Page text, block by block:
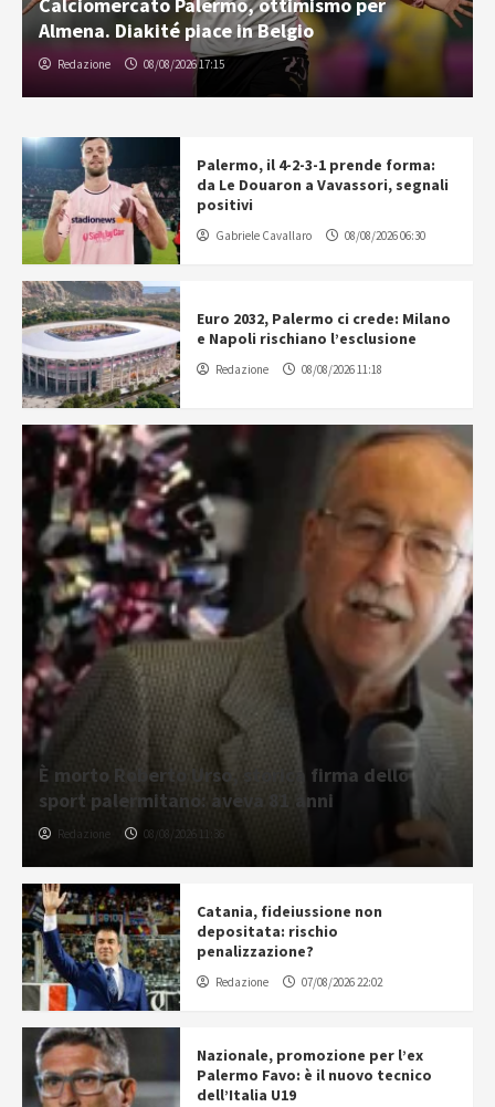
Calciomercato Palermo, ottimismo per
Almena. Diakité piace in Belgio
Redazione 08/08/2026 17:15
Palermo, il 4-2-3-1 prende forma:
da Le Douaron a Vavassori, segnali
positivi
Gabriele Cavallaro 08/08/2026 06:30
Euro 2032, Palermo ci crede: Milano
e Napoli rischiano l’esclusione
Redazione 08/08/2026 11:18
È morto Roberto Urso, storica firma dello
sport palermitano: aveva 81 anni
Redazione 08/08/2026 11:36
Catania, fideiussione non
depositata: rischio
penalizzazione?
Redazione 07/08/2026 22:02
Nazionale, promozione per l’ex
Palermo Favo: è il nuovo tecnico
dell’Italia U19